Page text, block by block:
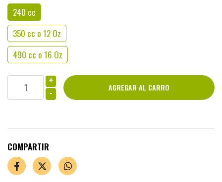
240 cc
350 cc o 12 Oz
490 cc o 16 Oz
+
-
COMPARTIR